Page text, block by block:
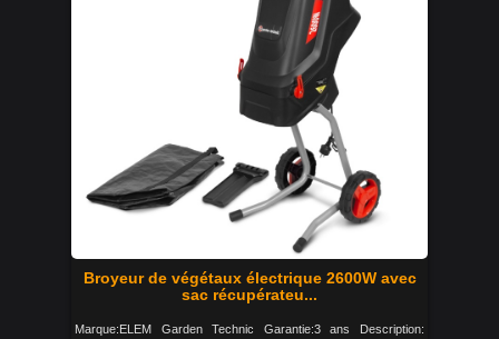
Broyeur de végétaux électrique 2600W avec
sac récupérateu...
Marque:ELEM Garden Technic Garantie:3 ans Description: